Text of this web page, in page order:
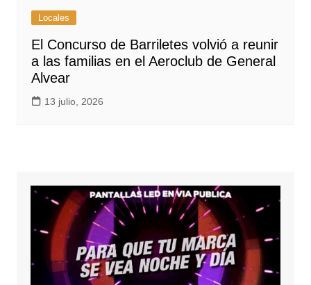
Locales
El Concurso de Barriletes volvió a reunir
a las familias en el Aeroclub de General
Alvear
13 julio, 2026